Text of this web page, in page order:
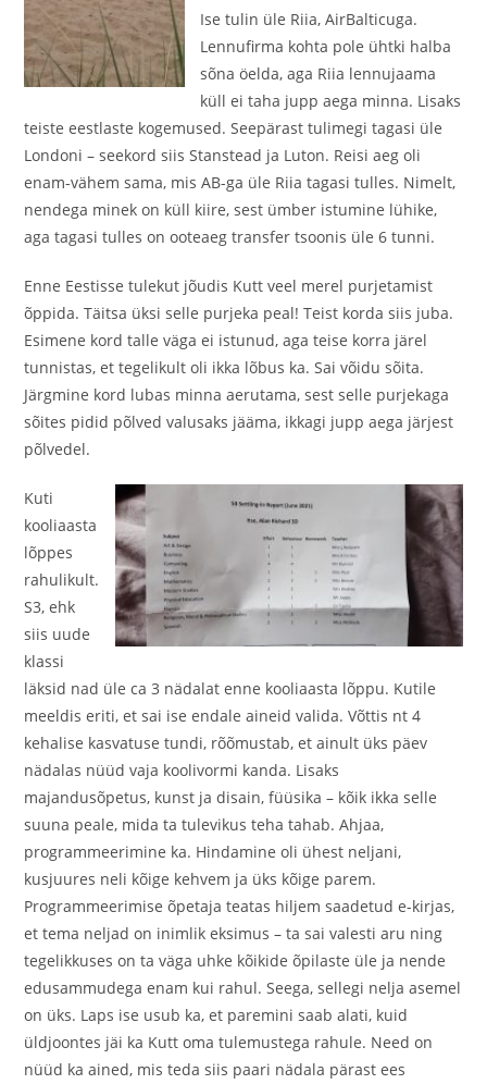
Ise tulin üle Riia, AirBalticuga.
Lennufirma kohta pole ühtki halba
sõna öelda, aga Riia lennujaama
küll ei taha jupp aega minna. Lisaks
teiste eestlaste kogemused. Seepärast tulimegi tagasi üle
Londoni – seekord siis Stanstead ja Luton. Reisi aeg oli
enam-vähem sama, mis AB-ga üle Riia tagasi tulles. Nimelt,
nendega minek on küll kiire, sest ümber istumine lühike,
aga tagasi tulles on ooteaeg transfer tsoonis üle 6 tunni.
Enne Eestisse tulekut jõudis Kutt veel merel purjetamist
õppida. Täitsa üksi selle purjeka peal! Teist korda siis juba.
Esimene kord talle väga ei istunud, aga teise korra järel
tunnistas, et tegelikult oli ikka lõbus ka. Sai võidu sõita.
Järgmine kord lubas minna aerutama, sest selle purjekaga
sõites pidid põlved valusaks jääma, ikkagi jupp aega järjest
põlvedel.
Kuti
kooliaasta
lõppes
rahulikult.
S3, ehk
siis uude
klassi
läksid nad üle ca 3 nädalat enne kooliaasta lõppu. Kutile
meeldis eriti, et sai ise endale aineid valida. Võttis nt 4
kehalise kasvatuse tundi, rõõmustab, et ainult üks päev
nädalas nüüd vaja koolivormi kanda. Lisaks
majandusõpetus, kunst ja disain, füüsika – kõik ikka selle
suuna peale, mida ta tulevikus teha tahab. Ahjaa,
programmeerimine ka. Hindamine oli ühest neljani,
kusjuures neli kõige kehvem ja üks kõige parem.
Programmeerimise õpetaja teatas hiljem saadetud e-kirjas,
et tema neljad on inimlik eksimus – ta sai valesti aru ning
tegelikkuses on ta väga uhke kõikide õpilaste üle ja nende
edusammudega enam kui rahul. Seega, sellegi nelja asemel
on üks. Laps ise usub ka, et paremini saab alati, kuid
üldjoontes jäi ka Kutt oma tulemustega rahule. Need on
nüüd ka ained, mis teda siis paari nädala pärast ees